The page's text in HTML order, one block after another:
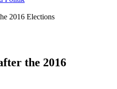
2016 Elections
the 2016